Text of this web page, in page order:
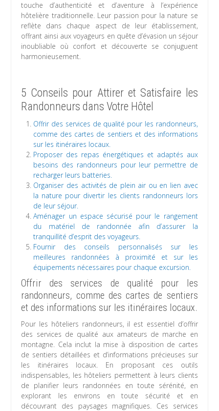
touche d’authenticité et d’aventure à l’expérience
hôtelière traditionnelle. Leur passion pour la nature se
reflète dans chaque aspect de leur établissement,
offrant ainsi aux voyageurs en quête d’évasion un séjour
inoubliable où confort et découverte se conjuguent
harmonieusement.
5 Conseils pour Attirer et Satisfaire les
Randonneurs dans Votre Hôtel
Offrir des services de qualité pour les randonneurs,
comme des cartes de sentiers et des informations
sur les itinéraires locaux.
Proposer des repas énergétiques et adaptés aux
besoins des randonneurs pour leur permettre de
recharger leurs batteries.
Organiser des activités de plein air ou en lien avec
la nature pour divertir les clients randonneurs lors
de leur séjour.
Aménager un espace sécurisé pour le rangement
du matériel de randonnée afin d’assurer la
tranquillité d’esprit des voyageurs.
Fournir des conseils personnalisés sur les
meilleures randonnées à proximité et sur les
équipements nécessaires pour chaque excursion.
Offrir des services de qualité pour les
randonneurs, comme des cartes de sentiers
et des informations sur les itinéraires locaux.
Pour les hôteliers randonneurs, il est essentiel d’offrir
des services de qualité aux amateurs de marche en
montagne. Cela inclut la mise à disposition de cartes
de sentiers détaillées et d’informations précieuses sur
les itinéraires locaux. En proposant ces outils
indispensables, les hôteliers permettent à leurs clients
de planifier leurs randonnées en toute sérénité, en
explorant les environs en toute sécurité et en
découvrant des paysages magnifiques. Ces services